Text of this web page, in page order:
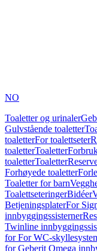
NO
Toaletter og urinaler
Gulvstående toaletter
toaletterFor toalettseter
toaletterToaletter
toaletterToaletter
Forhøyede toaletter
Toaletter for barn
ToalettseteringerBidéer
BetjeningsplaterFor
innbyggingssisterner
Twinline
for For WC-
for Geberit Omega